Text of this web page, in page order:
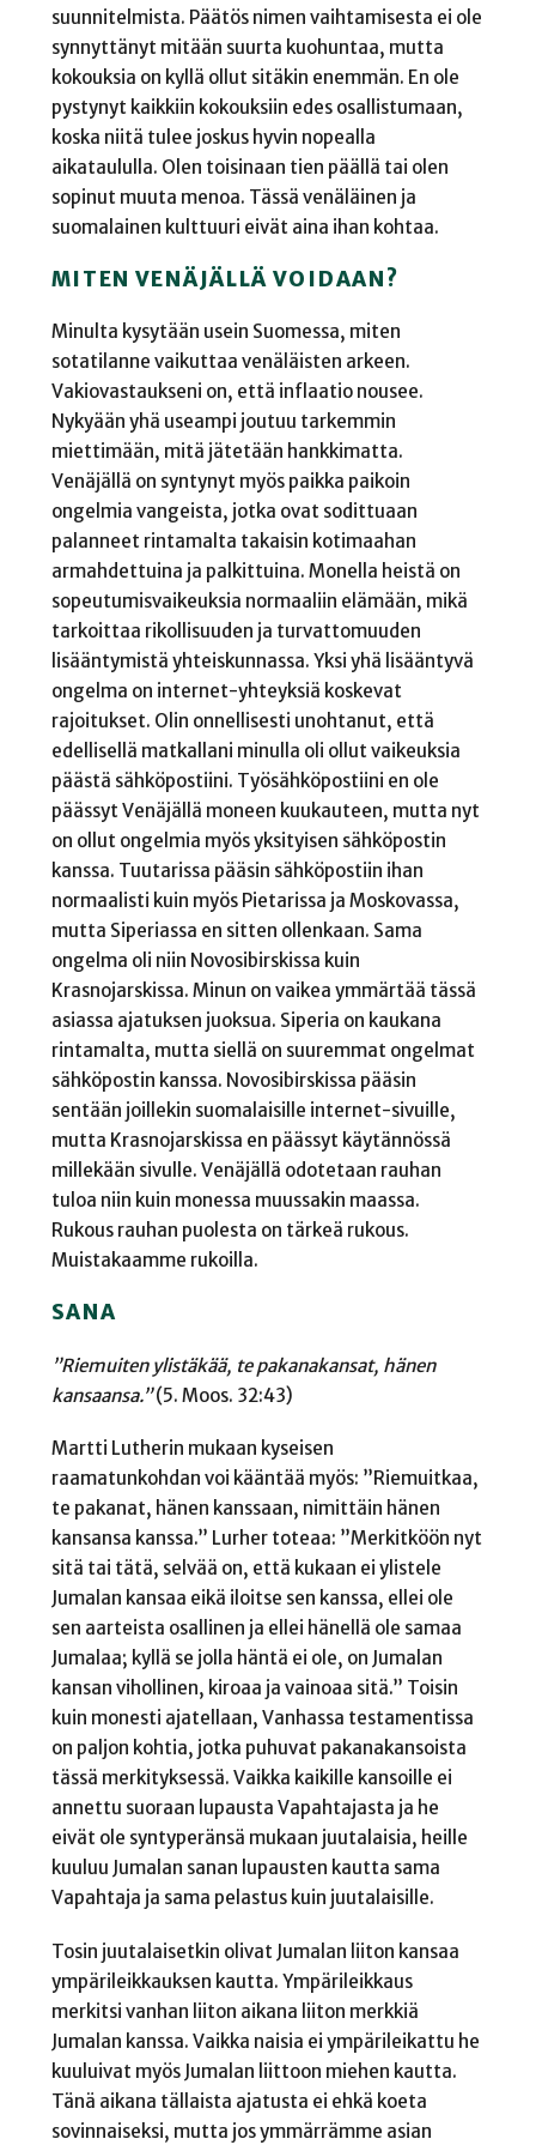
suunnitelmista. Päätös nimen vaihtamisesta ei ole
synnyttänyt mitään suurta kuohuntaa, mutta
kokouksia on kyllä ollut sitäkin enemmän. En ole
pystynyt kaikkiin kokouksiin edes osallistumaan,
koska niitä tulee joskus hyvin nopealla
aikataululla. Olen toisinaan tien päällä tai olen
sopinut muuta menoa. Tässä venäläinen ja
suomalainen kulttuuri eivät aina ihan kohtaa.
MITEN VENÄJÄLLÄ VOIDAAN?
Minulta kysytään usein Suomessa, miten
sotatilanne vaikuttaa venäläisten arkeen.
Vakiovastaukseni on, että inflaatio nousee.
Nykyään yhä useampi joutuu tarkemmin
miettimään, mitä jätetään hankkimatta.
Venäjällä on syntynyt myös paikka paikoin
ongelmia vangeista, jotka ovat sodittuaan
palanneet rintamalta takaisin kotimaahan
armahdettuina ja palkittuina. Monella heistä on
sopeutumisvaikeuksia normaaliin elämään, mikä
tarkoittaa rikollisuuden ja turvattomuuden
lisääntymistä yhteiskunnassa. Yksi yhä lisääntyvä
ongelma on internet-yhteyksiä koskevat
rajoitukset. Olin onnellisesti unohtanut, että
edellisellä matkallani minulla oli ollut vaikeuksia
päästä sähköpostiini. Työsähköpostiini en ole
päässyt Venäjällä moneen kuukauteen, mutta nyt
on ollut ongelmia myös yksityisen sähköpostin
kanssa. Tuutarissa pääsin sähköpostiin ihan
normaalisti kuin myös Pietarissa ja Moskovassa,
mutta Siperiassa en sitten ollenkaan. Sama
ongelma oli niin Novosibirskissa kuin
Krasnojarskissa. Minun on vaikea ymmärtää tässä
asiassa ajatuksen juoksua. Siperia on kaukana
rintamalta, mutta siellä on suuremmat ongelmat
sähköpostin kanssa. Novosibirskissa pääsin
sentään joillekin suomalaisille internet-sivuille,
mutta Krasnojarskissa en päässyt käytännössä
millekään sivulle. Venäjällä odotetaan rauhan
tuloa niin kuin monessa muussakin maassa.
Rukous rauhan puolesta on tärkeä rukous.
Muistakaamme rukoilla.
SANA
”Riemuiten ylistäkää, te pakanakansat, hänen
kansaansa.”(5. Moos. 32:43)
Martti Lutherin mukaan kyseisen
raamatunkohdan voi kääntää myös: ”Riemuitkaa,
te pakanat, hänen kanssaan, nimittäin hänen
kansansa kanssa.” Lurher toteaa: ”Merkitköön nyt
sitä tai tätä, selvää on, että kukaan ei ylistele
Jumalan kansaa eikä iloitse sen kanssa, ellei ole
sen aarteista osallinen ja ellei hänellä ole samaa
Jumalaa; kyllä se jolla häntä ei ole, on Jumalan
kansan vihollinen, kiroaa ja vainoaa sitä.” Toisin
kuin monesti ajatellaan, Vanhassa testamentissa
on paljon kohtia, jotka puhuvat pakanakansoista
tässä merkityksessä. Vaikka kaikille kansoille ei
annettu suoraan lupausta Vapahtajasta ja he
eivät ole syntyperänsä mukaan juutalaisia, heille
kuuluu Jumalan sanan lupausten kautta sama
Vapahtaja ja sama pelastus kuin juutalaisille.
Tosin juutalaisetkin olivat Jumalan liiton kansaa
ympärileikkauksen kautta. Ympärileikkaus
merkitsi vanhan liiton aikana liiton merkkiä
Jumalan kanssa. Vaikka naisia ei ympärileikattu he
kuuluivat myös Jumalan liittoon miehen kautta.
Tänä aikana tällaista ajatusta ei ehkä koeta
sovinnaiseksi, mutta jos ymmärrämme asian